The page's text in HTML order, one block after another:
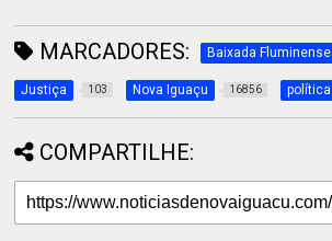
MARCADORES: Baixada Fluminense
Justiça 103 Nova Iguaçu 16856 política
COMPARTILHE: